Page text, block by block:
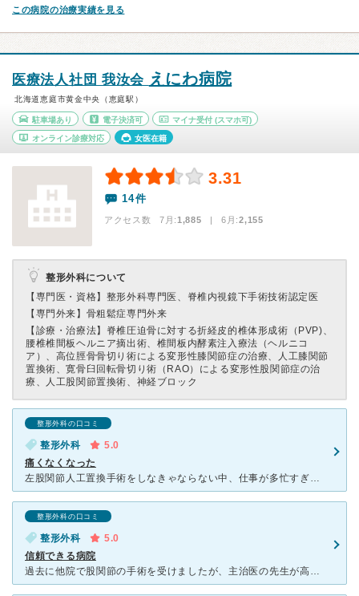
この病院の治療実績を見る
医療法人社団 我汝会 えにわ病院
北海道恵庭市黄金中央（恵庭駅）
駐車場あり 電子決済可 マイナ受付 (スマホ可)
オンライン診療対応 女医在籍
3.31
14件
アクセス数 7月:1,885 | 6月:2,155
整形外科について
【専門医・資格】 整形外科専門医、脊椎内視鏡下手術技術認定医
【専門外来】 骨粗鬆症専門外来
【診療・治療法】 脊椎圧迫骨に対する折経皮的椎体形成術（PVP)、
腰椎椎間板ヘルニア摘出術、椎間板内酵素注入療法（ヘルニコ
ア）、高位脛骨骨切り術による変形性膝関節症の治療、人工膝関節
置換術、寛骨臼回転骨切り術（RAO）による変形性股関節症の治
療、人工股関節置換術、神経ブロック
整形外科の口コミ
整形外科
5.0
痛くなくなった
左股関節人工置換手術をしなきゃならない中、仕事が多忙すぎて病院へも行けず股関節がどんどんボロボロに。 絶対に転んではならない、転んだら大変なことになる、再三注意するように、のご忠告の中、ドカ雪下の氷
整形外科の口コミ
整形外科
5.0
信頼できる病院
過去に他院で股関節の手術を受けましたが、主治医の先生が高齢で退職された為、その後のフォローで、知人の薦めもあり、えにわ病院さんでお世話になっております。予約をとっているので、診察前のレントゲン→診察